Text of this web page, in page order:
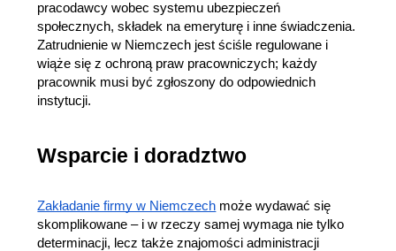
pracodawcy wobec systemu ubezpieczeń
społecznych, składek na emeryturę i inne świadczenia.
Zatrudnienie w Niemczech jest ściśle regulowane i
wiąże się z ochroną praw pracowniczych; każdy
pracownik musi być zgłoszony do odpowiednich
instytucji.
Wsparcie i doradztwo
Zakładanie firmy w Niemczech może wydawać się
skomplikowane – i w rzeczy samej wymaga nie tylko
determinacji, lecz także znajomości administracji